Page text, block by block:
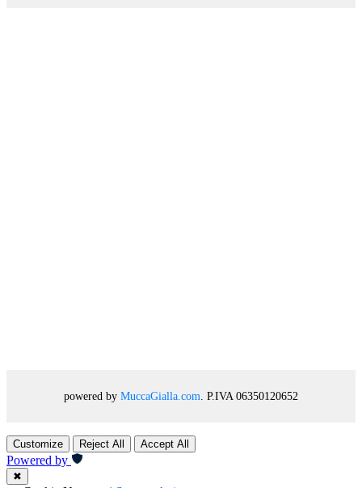
powered by MuccaGialla.com . P.IVA 06350120652
Customize Reject All Accept All
Powered by
✖